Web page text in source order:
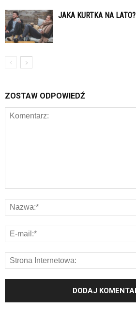
JAKA KURTKA NA LATO?
ZOSTAW ODPOWIEDŹ